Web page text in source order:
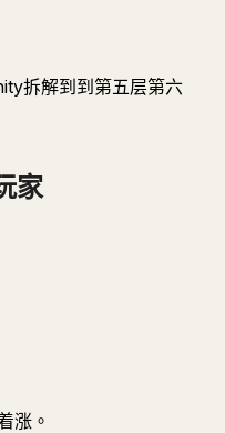
拆解到到第五层第六
家
涨。